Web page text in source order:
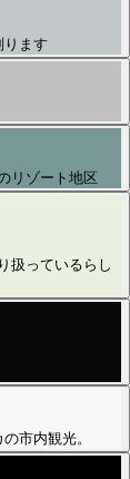
ります
リゾート地区
扱っているらし
市内観光。